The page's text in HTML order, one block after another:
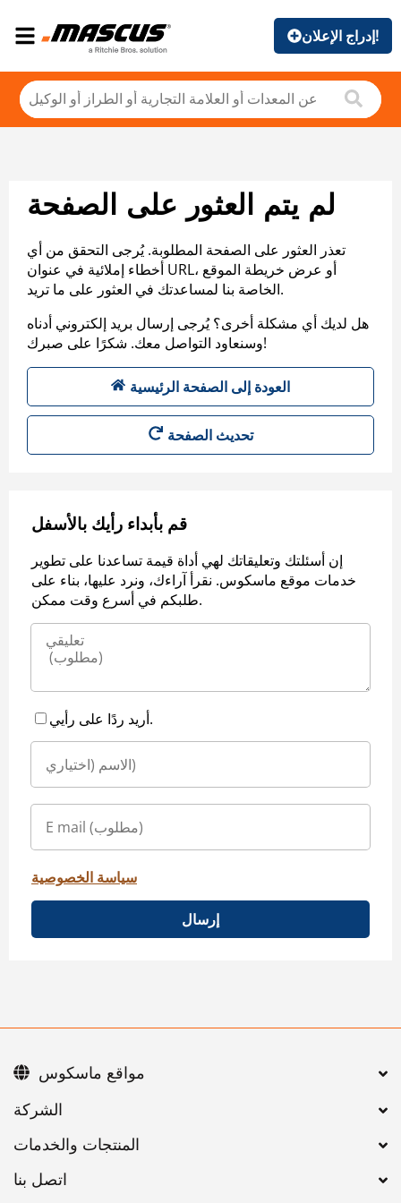
إدراج الإعلان!
لم يتم العثور على الصفحة
تعذر العثور على الصفحة المطلوبة. يُرجى التحقق من أي
أخطاء إملائية في عنوان URL، أو عرض خريطة الموقع
الخاصة بنا لمساعدتك في العثور على ما تريد.
هل لديك أي مشكلة أخرى؟ يُرجى إرسال بريد إلكتروني أدناه
وسنعاود التواصل معك. شكرًا على صبرك!
العودة إلى الصفحة الرئيسية
تحديث الصفحة
قم بأبداء رأيك بالأسفل
إن أسئلتك وتعليقاتك لهي أداة قيمة تساعدنا على تطوير
خدمات موقع ماسكوس. نقرأ آراءك، ونرد عليها، بناء على
طلبكم في أسرع وقت ممكن.
أريد ردًا على رأيي.
سياسة الخصوصية
إرسال
اتصل بنا
مواقع ماسكوس